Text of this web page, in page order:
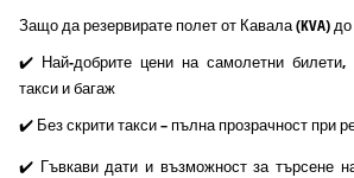
Защо да резервирате полет от Кавала (KVA) до
✔️ Най-добрите цени на самолетни
такси и багаж
✔️ Без скрити такси – пълна прозрачност при
✔️ Гъвкави дати и възможност за търсене